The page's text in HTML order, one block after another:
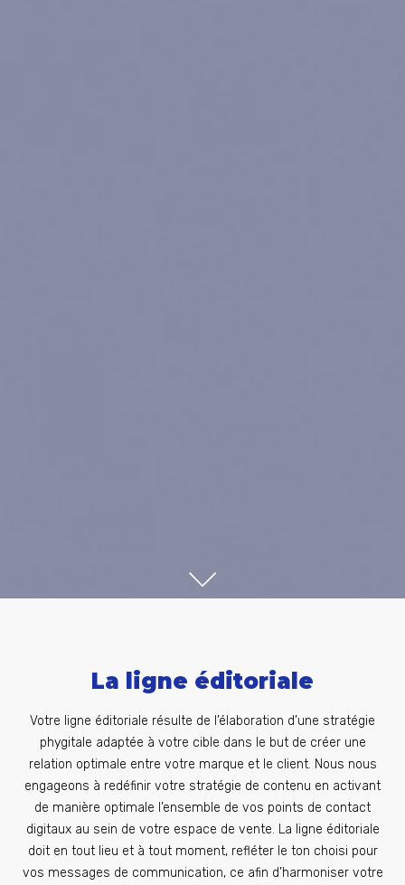
La ligne éditoriale
Votre ligne éditoriale résulte de l’élaboration d’une stratégie
phygitale adaptée à votre cible dans le but de créer une
relation optimale entre votre marque et le client. Nous nous
engageons à redéfinir votre stratégie de contenu en activant
de manière optimale l’ensemble de vos points de contact
digitaux au sein de votre espace de vente. La ligne éditoriale
doit en tout lieu et à tout moment, refléter le ton choisi pour
vos messages de communication, ce afin d’harmoniser votre